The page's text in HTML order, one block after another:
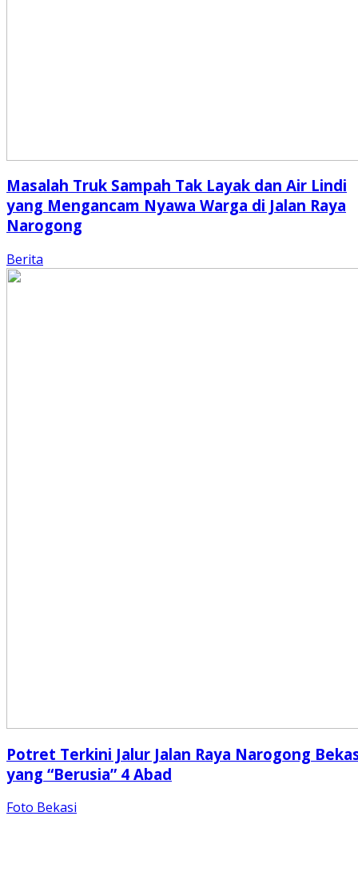
Masalah Truk Sampah Tak Layak dan Air Lindi
yang Mengancam Nyawa Warga di Jalan Raya
Narogong
Berita
Potret Terkini Jalur Jalan Raya Narogong
yang “Berusia” 4 Abad
Foto Bekasi